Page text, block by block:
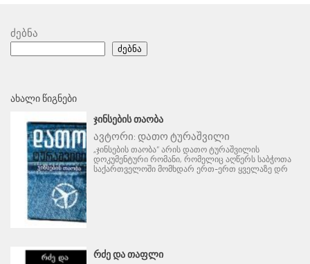
ძებნა
ძებნა
ᲐᲮᲐᲚᲘ ᲬᲘᲒᲜᲔᲑᲘ
ᲯᲘᲜᲡᲔᲑᲘᲡ ᲗᲐᲝᲑᲐ
ავტორი: დათო ტურაშვილი
„ჯინსების თაობა“ არის დათო ტურაშვილის
დოკუმენტური რომანი, რომელიც აღწერს საბჭოთა
საქართველოში მომხდარ ერთ-ერთ ყველაზე დრ
ᲠᲫᲔ ᲓᲐ ᲗᲐᲤᲚᲘ